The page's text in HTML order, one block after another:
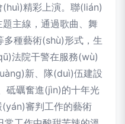
精彩上演。聯(lián)
主線，通過歌曲、舞
多種藝術(shù)形式，生
法院干警在服務(wù)
新、隊(duì)伍建設
砥礪奮進(jìn)的十年光
審判工作的藝術